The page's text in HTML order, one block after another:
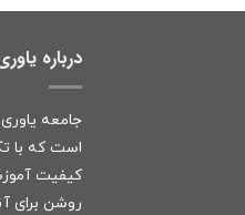
درباره
جامعه
است که با
کیفیت
روشن برای